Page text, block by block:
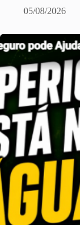
05/08/2026